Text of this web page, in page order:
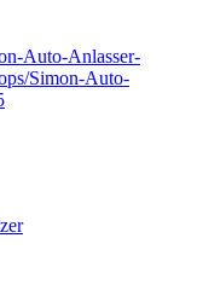
Auto-Anlasser-
Simon-Auto-